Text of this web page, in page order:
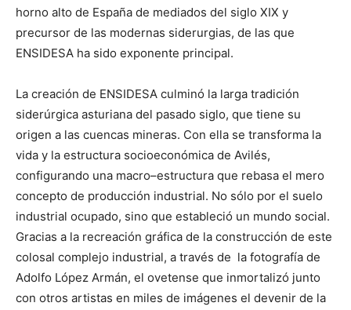
horno alto de España de mediados del siglo XIX y
precursor de las modernas siderurgias, de las que
ENSIDESA ha sido exponente principal.
La creación de ENSIDESA culminó la larga tradición
siderúrgica asturiana del pasado siglo, que tiene su
origen a las cuencas mineras. Con ella se transforma la
vida y la estructura socioeconómica de Avilés,
configurando una macro–estructura que rebasa el mero
concepto de producción industrial. No sólo por el suelo
industrial ocupado, sino que estableció un mundo social.
Gracias a la recreación gráfica de la construcción de este
colosal complejo industrial, a través de la fotografía de
Adolfo López Armán, el ovetense que inmortalizó junto
con otros artistas en miles de imágenes el devenir de la